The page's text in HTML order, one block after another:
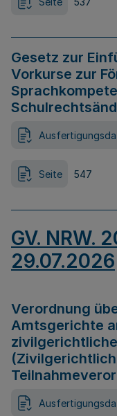
Gesetz zur
Vorkurse zur
Seite 547
GV. NRW.
29.07.2026
Verordnung
Amtsgerichte